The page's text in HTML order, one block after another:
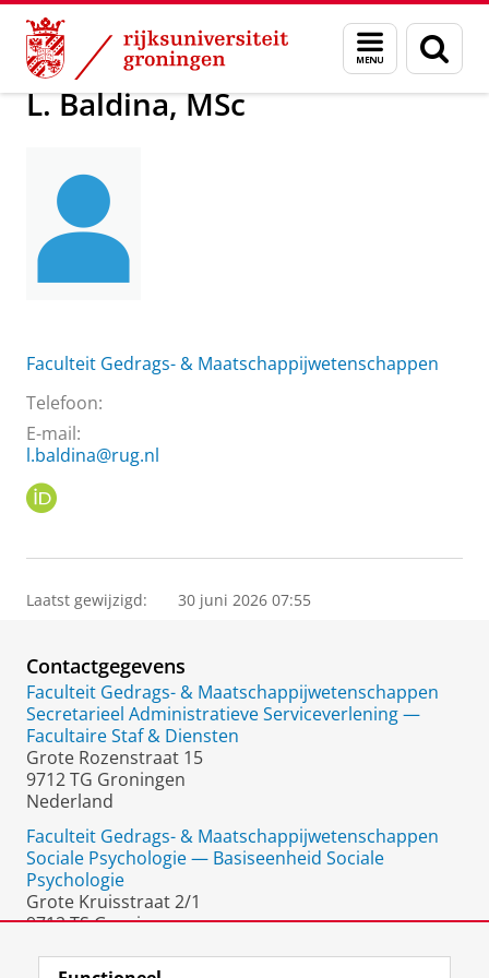
Skip
Content
Skip
Navigation
Menu
en
zoeken
Over ons L. Baldina, MSc
L. Baldina, MSc
Faculteit Gedrags- & Maatschappijwetenschappen
Telefoon:
E-mail:
l.baldina@rug.nl
I
Laatst gewijzigd: 30 juni 2026 07:55
Contactgegevens
Faculteit Gedrags- & Maatschappijwetenschappen
Secretarieel Administratieve Serviceverlening —
Facultaire Staf & Diensten
Grote Rozenstraat 15
9712 TG Groningen
Nederland
Faculteit Gedrags- & Maatschappijwetenschappen
Sociale Psychologie — Basiseenheid Sociale
Psychologie
Grote Kruisstraat 2/1
9712 TS Groningen